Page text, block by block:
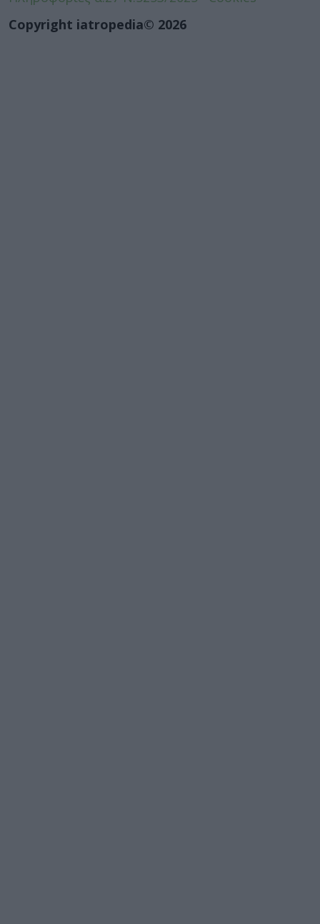
Copyright iatropedia© 2026